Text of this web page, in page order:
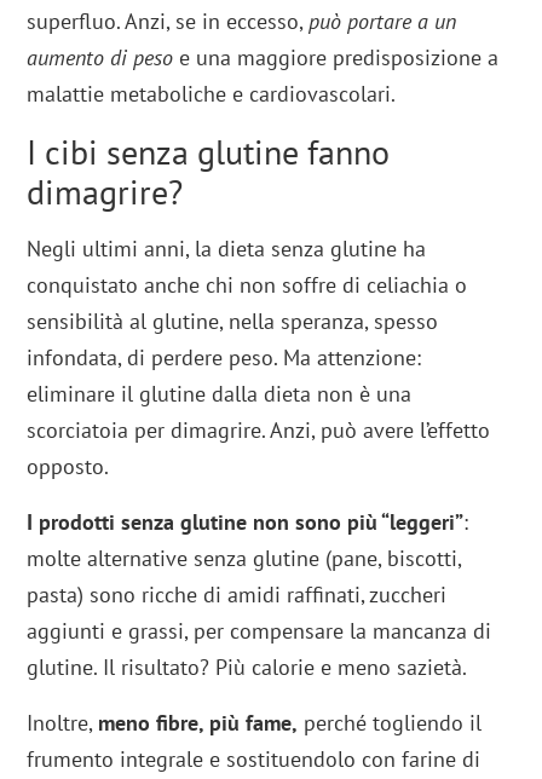
superfluo. Anzi, se in eccesso, può portare a un
aumento di peso e una maggiore predisposizione a
malattie metaboliche e cardiovascolari.
I cibi senza glutine fanno
dimagrire?
Negli ultimi anni, la dieta senza glutine ha
conquistato anche chi non soffre di celiachia o
sensibilità al glutine, nella speranza, spesso
infondata, di perdere peso. Ma attenzione:
eliminare il glutine dalla dieta non è una
scorciatoia per dimagrire. Anzi, può avere l’effetto
opposto.
I prodotti senza glutine non sono più “leggeri”:
molte alternative senza glutine (pane, biscotti,
pasta) sono ricche di amidi raffinati, zuccheri
aggiunti e grassi, per compensare la mancanza di
glutine. Il risultato? Più calorie e meno sazietà.
Inoltre, meno fibre, più fame, perché togliendo il
frumento integrale e sostituendolo con farine di